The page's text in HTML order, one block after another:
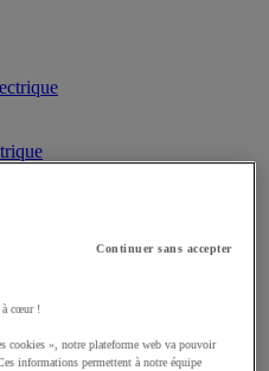
Continuer sans accepter
à cœur !
cookies », notre plateforme web va pouvoir
informations permettent à notre équipe